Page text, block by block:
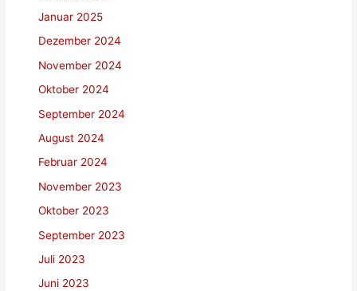
Januar 2025
Dezember 2024
November 2024
Oktober 2024
September 2024
August 2024
Februar 2024
November 2023
Oktober 2023
September 2023
Juli 2023
Juni 2023